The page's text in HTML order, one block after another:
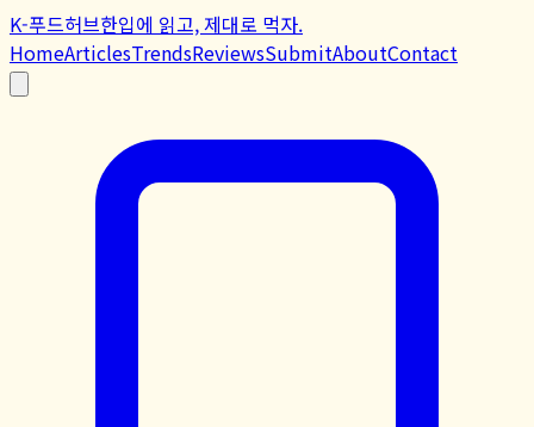
K-푸드허브한입에 읽고, 제대로 먹자.
HomeArticlesTrendsReviewsSubmitAboutContact